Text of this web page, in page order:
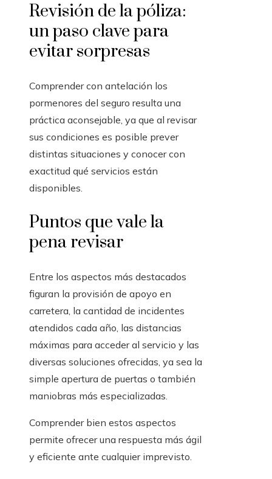
Revisión de la póliza:
un paso clave para
evitar sorpresas
Comprender con antelación los
pormenores del seguro resulta una
práctica aconsejable, ya que al revisar
sus condiciones es posible prever
distintas situaciones y conocer con
exactitud qué servicios están
disponibles.
Puntos que vale la
pena revisar
Entre los aspectos más destacados
figuran la provisión de apoyo en
carretera, la cantidad de incidentes
atendidos cada año, las distancias
máximas para acceder al servicio y las
diversas soluciones ofrecidas, ya sea la
simple apertura de puertas o también
maniobras más especializadas.
Comprender bien estos aspectos
permite ofrecer una respuesta más ágil
y eficiente ante cualquier imprevisto.